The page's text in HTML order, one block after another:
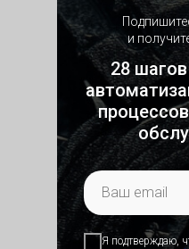
Web-
28
и
Я подтверждаю,